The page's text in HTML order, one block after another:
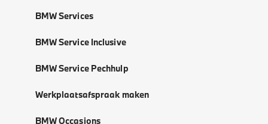
BMW Services
BMW Service Inclusive
BMW Service Pechhulp
Werkplaatsafspraak maken
BMW Occasions